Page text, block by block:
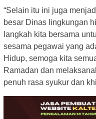
“Selain itu ini juga
besar Dinas lingkungan
langkah kita bersama
sesama pegawai yang
Hidup, semoga kita
Ramadan dan
penuh rasa syukur dan